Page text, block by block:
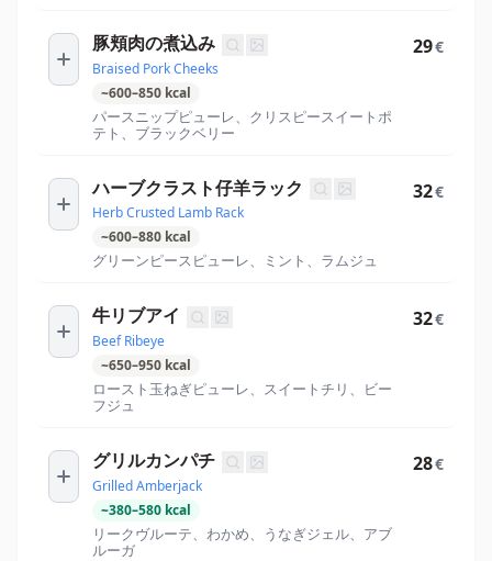
豚頬肉の煮込み
Braised Pork Cheeks
~600–850 kcal
パースニップピューレ、クリスピースイートポ
テト、ブラックベリー
29€
ハーブクラスト仔羊ラック
Herb Crusted Lamb Rack
~600–880 kcal
グリーンピースピューレ、ミント、ラムジュ
32€
牛リブアイ
Beef Ribeye
~650–950 kcal
ロースト玉ねぎピューレ、スイートチリ、ビー
フジュ
32€
グリルカンパチ
Grilled Amberjack
~380–580 kcal
リークヴルーテ、わかめ、うなぎジェル、アブ
ルーガ
28€